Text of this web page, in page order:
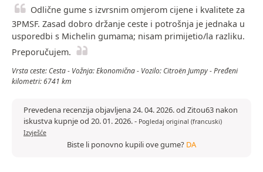
Odlične gume s izvrsnim omjerom cijene i kvalitete za
3PMSF. Zasad dobro držanje ceste i potrošnja je jednaka u
usporedbi s Michelin gumama; nisam primijetio/la razliku.
Preporučujem.
Vrsta ceste: Cesta - Vožnja: Ekonomična - Vozilo: Citroën Jumpy - Pređeni
kilometri: 6741 km
Prevedena recenzija objavljena 24. 04. 2026. od Zitou63 nakon
iskustva kupnje od 20. 01. 2026.- Pogledaj original (francuski)
Izvješće
Biste li ponovno kupili ove gume? DA